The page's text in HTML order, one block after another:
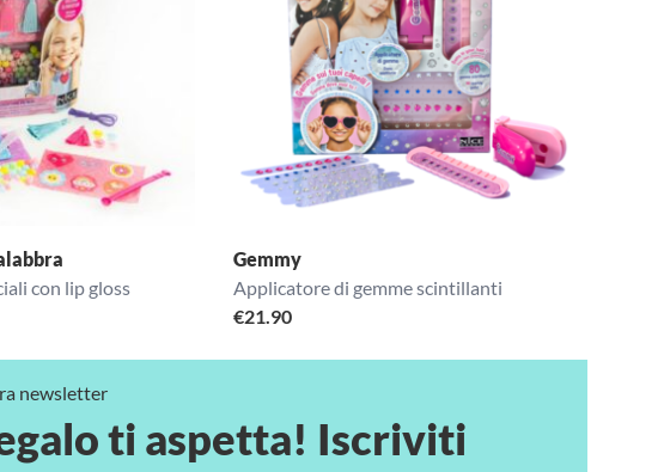
con lip gloss
Gemmy
Applicatore di gemme scintillanti
€21.90
newsletter
ti aspetta! Iscriviti